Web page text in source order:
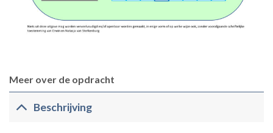
Meer over de opdracht
Beschrijving